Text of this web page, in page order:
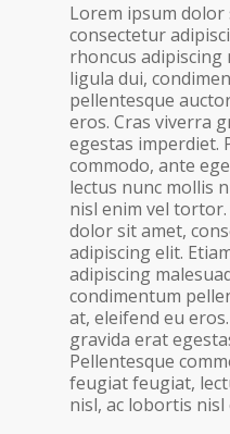
Lorem ipsum dolor
consectetur
rhoncus adipiscing
ligula dui,
pellentesque
eros. Cras viverra
egestas imperdiet.
commodo, ante
lectus nunc mollis
nisl enim vel
dolor sit amet,
adipiscing elit.
adipiscing
condimentum
at, eleifend eu
gravida erat
Pellentesque
feugiat feugiat,
nisl, ac lobortis